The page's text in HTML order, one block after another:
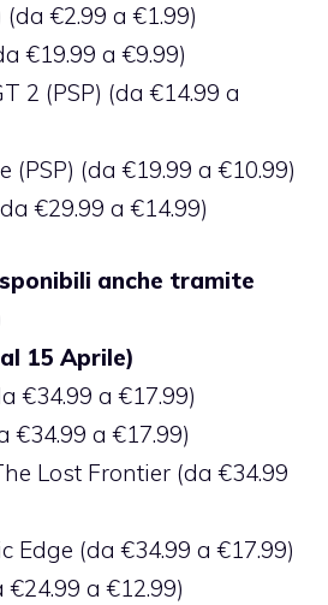
€2.99 a €1.99)
€19.99 a €9.99)
2 (PSP) (da €14.99 a
(PSP) (da €19.99 a €10.99)
€29.99 a €14.99)
anche tramite
15 Aprile)
€34.99 a €17.99)
€34.99 a €17.99)
Lost Frontier (da €34.99
Edge (da €34.99 a €17.99)
a €12.99)